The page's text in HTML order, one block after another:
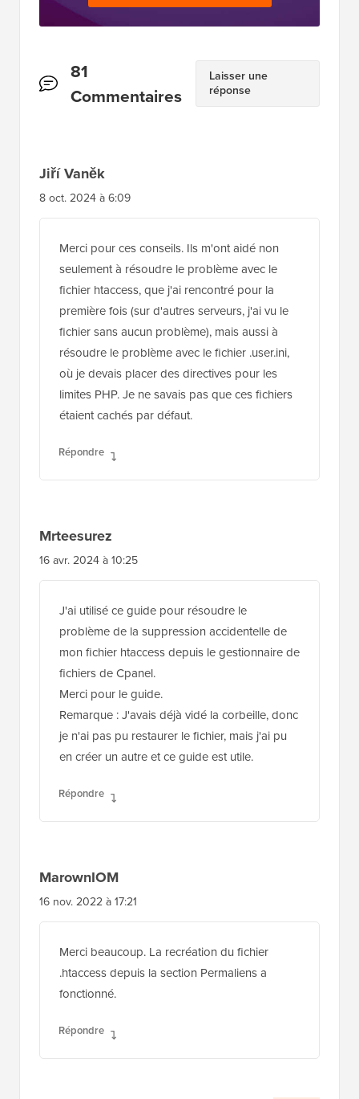
Interactions
des
81
Commentaires
Laisser une
réponse
Jiří Vaněk
8 oct. 2024 à 6:09
Merci pour ces conseils. Ils m'ont aidé non
seulement à résoudre le problème avec le
fichier htaccess, que j'ai rencontré pour la
première fois (sur d'autres serveurs, j'ai vu le
fichier sans aucun problème), mais aussi à
résoudre le problème avec le fichier .user.ini,
où je devais placer des directives pour les
limites PHP. Je ne savais pas que ces fichiers
étaient cachés par défaut.
Répondre
Mrteesurez
16 avr. 2024 à 10:25
J'ai utilisé ce guide pour résoudre le
problème de la suppression accidentelle de
mon fichier htaccess depuis le gestionnaire de
fichiers de Cpanel.
Merci pour le guide.
Remarque : J'avais déjà vidé la corbeille, donc
je n'ai pas pu restaurer le fichier, mais j'ai pu
en créer un autre et ce guide est utile.
Répondre
MarownIOM
16 nov. 2022 à 17:21
Merci beaucoup. La recréation du fichier
.htaccess depuis la section Permaliens a
fonctionné.
Répondre